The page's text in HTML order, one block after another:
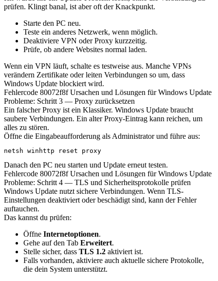
prüfen. Klingt banal, ist aber oft der Knackpunkt.
Starte den PC neu.
Teste ein anderes Netzwerk, wenn möglich.
Deaktiviere VPN oder Proxy kurzzeitig.
Prüfe, ob andere Websites normal laden.
Wenn ein VPN läuft, schalte es testweise aus. Manche VPNs
verändern Zertifikate oder leiten Verbindungen so um, dass
Windows Update blockiert wird.
Fehlercode 80072f8f Ursachen und Lösungen für Windows Update
Probleme: Schritt 3 — Proxy zurücksetzen
Ein falscher Proxy ist ein Klassiker. Windows Update braucht
saubere Verbindungen. Ein alter Proxy-Eintrag kann reichen, um
alles zu stören.
Öffne die Eingabeaufforderung als Administrator und führe aus:
netsh winhttp reset proxy
Danach den PC neu starten und Update erneut testen.
Fehlercode 80072f8f Ursachen und Lösungen für Windows Update
Probleme: Schritt 4 — TLS und Sicherheitsprotokolle prüfen
Windows Update nutzt sichere Verbindungen. Wenn TLS-
Einstellungen deaktiviert oder beschädigt sind, kann der Fehler
auftauchen.
Das kannst du prüfen:
Öffne Internetoptionen.
Gehe auf den Tab Erweitert.
Stelle sicher, dass TLS 1.2 aktiviert ist.
Falls vorhanden, aktiviere auch aktuelle sichere Protokolle,
die dein System unterstützt.